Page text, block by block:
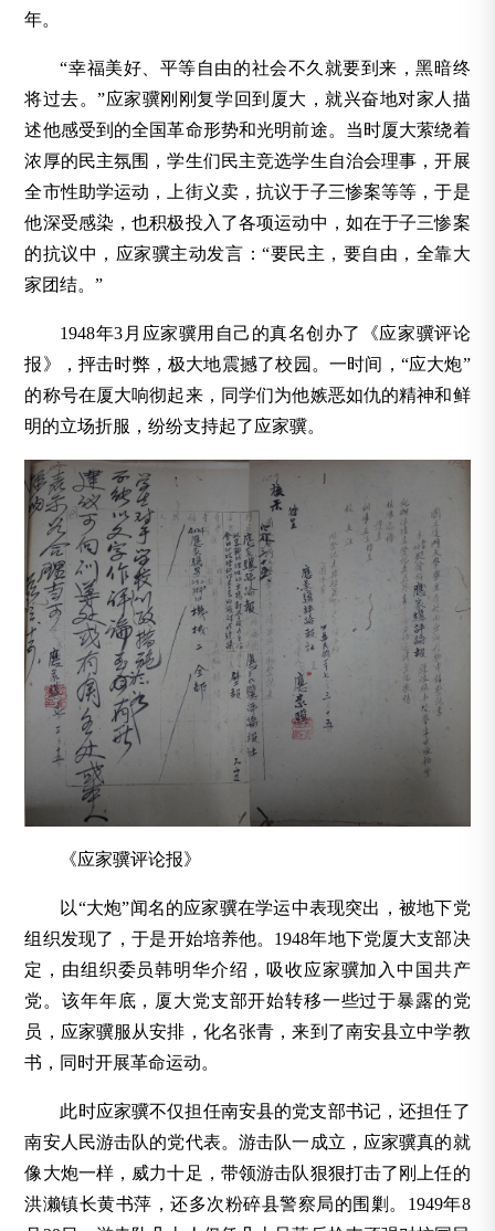
年。
“幸福美好、平等自由的社会不久就要到来，黑暗终
将过去。”应家骥刚刚复学回到厦大，就兴奋地对家人描
述他感受到的全国革命形势和光明前途。当时厦大萦绕着
浓厚的民主氛围，学生们民主竞选学生自治会理事，开展
全市性助学运动，上街义卖，抗议于子三惨案等等，于是
他深受感染，也积极投入了各项运动中，如在于子三惨案
的抗议中，应家骥主动发言：“要民主，要自由，全靠大
家团结。”
1948年3月应家骥用自己的真名创办了《应家骥评论
报》，抨击时弊，极大地震撼了校园。一时间，“应大炮”
的称号在厦大响彻起来，同学们为他嫉恶如仇的精神和鲜
明的立场折服，纷纷支持起了应家骥。
《应家骥评论报》
以“大炮”闻名的应家骥在学运中表现突出，被地下党
组织发现了，于是开始培养他。1948年地下党厦大支部决
定，由组织委员韩明华介绍，吸收应家骥加入中国共产
党。该年年底，厦大党支部开始转移一些过于暴露的党
员，应家骥服从安排，化名张青，来到了南安县立中学教
书，同时开展革命运动。
此时应家骥不仅担任南安县的党支部书记，还担任了
南安人民游击队的党代表。游击队一成立，应家骥真的就
像大炮一样，威力十足，带领游击队狠狠打击了刚上任的
洪濑镇长黄书萍，还多次粉碎县警察局的围剿。1949年8